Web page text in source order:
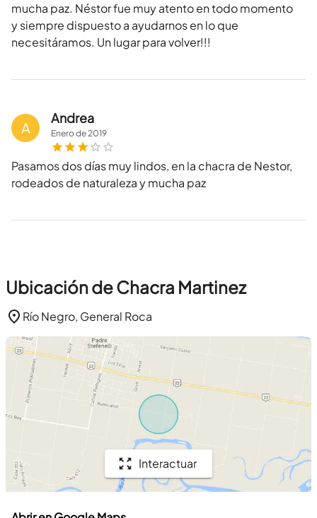
mucha paz. Néstor fue muy atento en todo momento
y siempre dispuesto a ayudarnos en lo que
necesitáramos. Un lugar para volver!!!
A
Andrea
Enerode2019
Pasamos dos días muy lindos, en la chacra de Nestor,
rodeados de naturaleza y mucha paz
Ubicación de Chacra Martinez
Río Negro, General Roca
Interactuar